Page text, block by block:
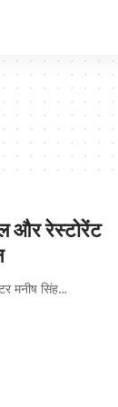
और रेस्टोरेंट
मनीष सिंह…